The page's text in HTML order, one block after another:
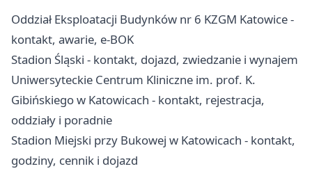
Oddział Eksploatacji Budynków nr 6 KZGM Katowice -
kontakt, awarie, e-BOK
Stadion Śląski - kontakt, dojazd, zwiedzanie i wynajem
Uniwersyteckie Centrum Kliniczne im. prof. K.
Gibińskiego w Katowicach - kontakt, rejestracja,
oddziały i poradnie
Stadion Miejski przy Bukowej w Katowicach - kontakt,
godziny, cennik i dojazd